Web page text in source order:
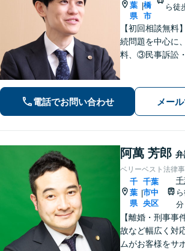
葉
県
|橋
市
ら徒
【初回相談無
続問題を中心に
料、③民事訴訟
直接、初回相談
丁寧にサポート
電話でお問い合わせ メー
阿萬 芳郎
ベリーベスト法律
千
葉
県
|
千葉
市中
央区
千
分
【離婚・刑事事
故など幅広く対
ムがお客様をサ